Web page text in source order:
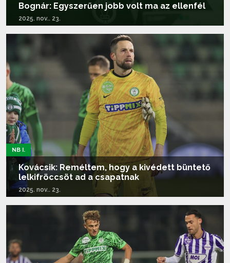
Bognár: Egyszerűen jobb volt ma az ellenfél
2025. nov.. 23.
Tovább olvasom...
NB I.
Kovácsik: Reméltem, hogy a kivédett büntető
lelkifröccsöt ad a csapatnak
2025. nov.. 23.
Tovább olvasom...